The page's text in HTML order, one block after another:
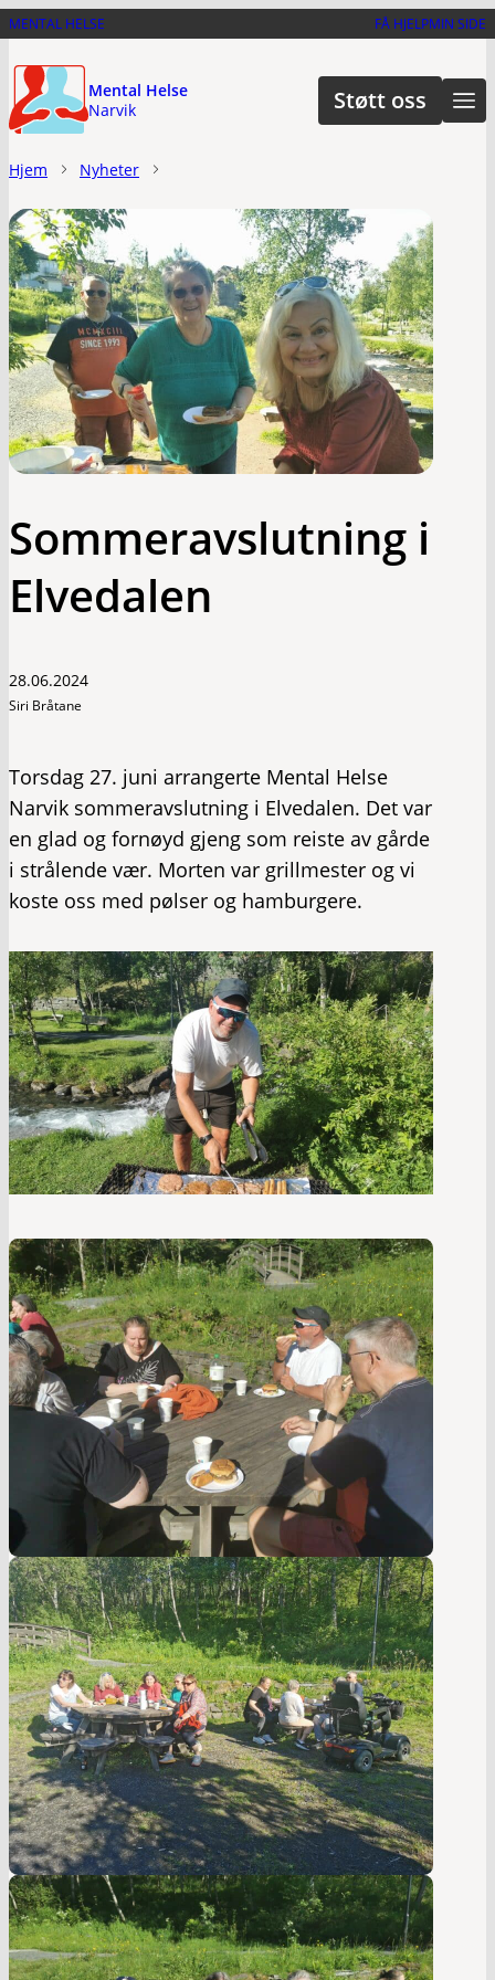
Hopp
hovedinnhold
MENTAL HELSE FÅ HJELPMIN SIDE
Mental Helse
Narvik
Støtt oss
Hjem Nyheter
Sommeravslutning i
Elvedalen
28.06.2024
Siri Bråtane
Torsdag 27. juni arrangerte Mental Helse
Narvik sommeravslutning i Elvedalen. Det var
en glad og fornøyd gjeng som reiste av gårde
i strålende vær. Morten var grillmester og vi
koste oss med pølser og hamburgere.